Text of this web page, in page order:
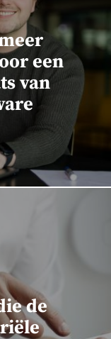
een
van
de